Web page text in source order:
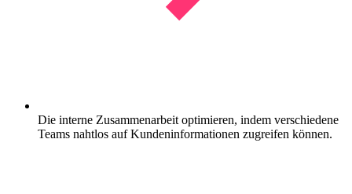
Die interne Zusammenarbeit optimieren, indem verschiedene
Teams nahtlos auf Kundeninformationen zugreifen können.